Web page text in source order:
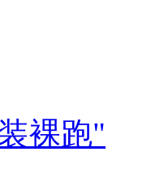
裸跑"